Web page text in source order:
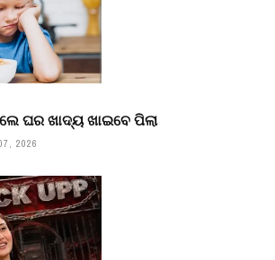
ଘର ଖାଦ୍ୟ ଖାଇବେ ପିଲା
2026